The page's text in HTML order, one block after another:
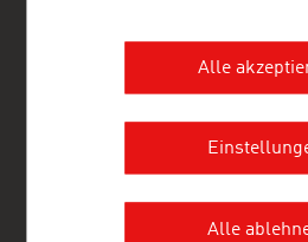
ADVANTAGE AUSTRIA, mit einem
umfangreiches Serviceangebot.
unterstützen Sie dabei die richtigen
reichen von der Kontaktherstellung
Alle
Alle